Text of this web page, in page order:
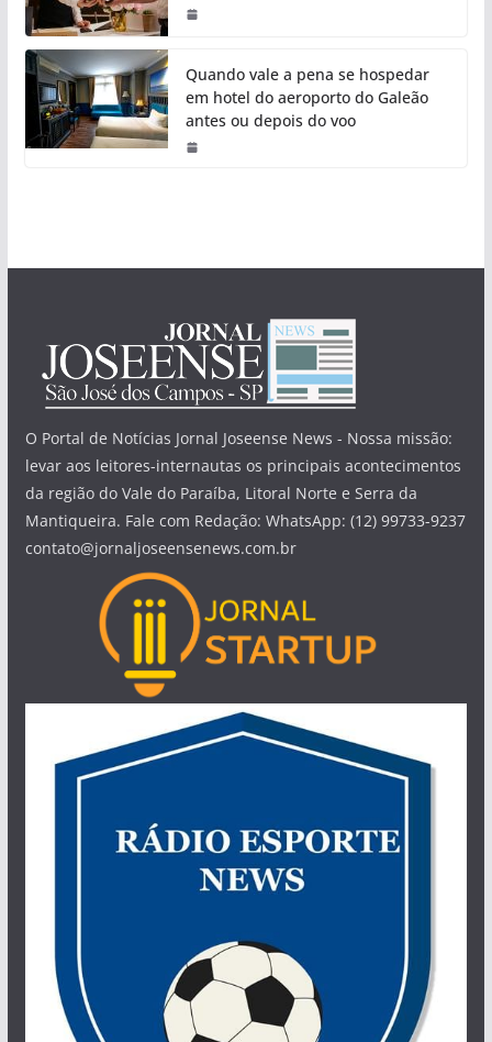
Quando vale a pena se hospedar
em hotel do aeroporto do Galeão
antes ou depois do voo
O Portal de Notícias Jornal Joseense News - Nossa missão:
levar aos leitores-internautas os principais acontecimentos
da região do Vale do Paraíba, Litoral Norte e Serra da
Mantiqueira. Fale com Redação: WhatsApp: (12) 99733-9237
contato@jornaljoseensenews.com.br